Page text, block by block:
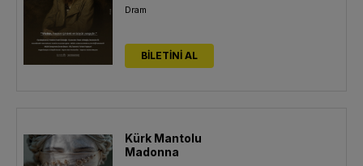
Dram
BİLETİNİ AL
Kürk Mantolu
Madonna